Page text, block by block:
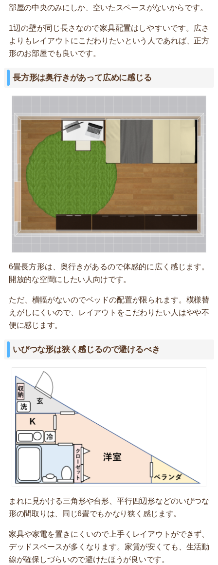
部屋の中央のみにしか、空いたスペースがないからです。
1辺の壁が同じ長さなので家具配置はしやすいです。広さ
よりもレイアウトにこだわりたいという人であれば、正方
形のお部屋でも良いです。
長方形は奥行きがあって広めに感じる
6畳長方形は、奥行きがあるので体感的に広く感じます。
開放的な空間にしたい人向けです。
ただ、横幅がないのでベッドの配置が限られます。模様替
えがしにくいので、レイアウトをこだわりたい人はやや不
便に感じます。
いびつな形は狭く感じるので避けるべき
まれに見かける三角形や台形、平行四辺形などのいびつな
形の間取りは、同じ6畳でもかなり狭く感じます。
家具や家電を置きにくいので上手くレイアウトができず、
デッドスペースが多くなります。家賃が安くても、生活動
線が確保しづらいので避けたほうが良いです。